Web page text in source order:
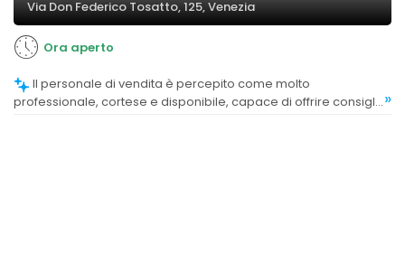
Via Don Federico Tosatto, 125, Venezia
Ora aperto
professionale, cortese e disponibile, capace di offrire consigli »